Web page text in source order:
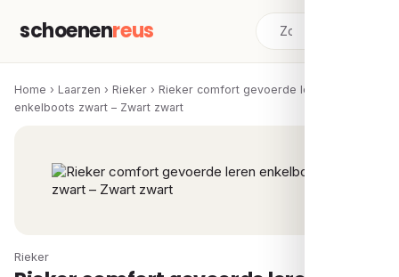
schoenenreus
Home › Laarzen › Rieker › Rieker comfort gevoerde leren
enkelboots zwart – Zwart zwart
Rieker